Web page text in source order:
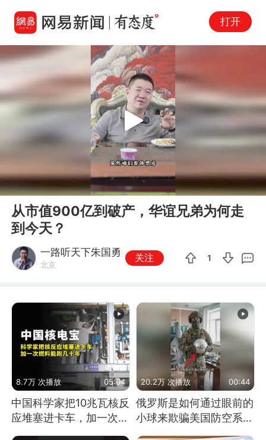
打开
00:00 09:29
Play
从市值900亿到破产，华谊兄弟为何走
到今天？
一路听天下朱国勇
北京
关注 1
8.7万 次播放 05:04
中国科学家把10兆瓦核反
应堆塞进卡车，加一次燃
料能跑几十年
20.2万 次播放 00:44
俄罗斯是如何通过眼前的
小球来欺骗美国防空系统
的